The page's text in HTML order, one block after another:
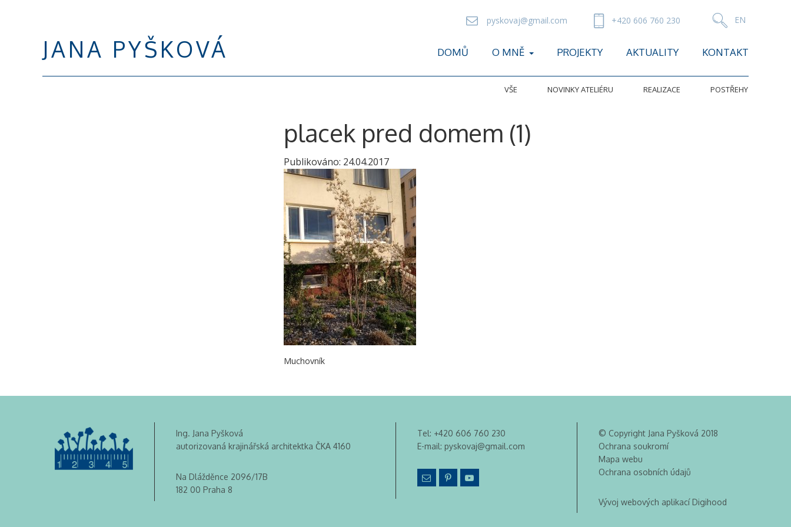
JANA PYŠKOVÁ
pyskovaj@gmail.com +420 606 760 230
DOMŮ O MNĚ PROJEKTY AKTUALITY KONTAKT
VŠE NOVINKY ATELIÉRU REALIZACE POSTŘEHY
placek pred domem (1)
Publikováno: 24.04.2017
Muchovník
Ing. Jana Pyšková
autorizovaná krajinářská architektka ČKA 4160
Na Dlážděnce 2096/17B
182 00 Praha 8
Tel: +420 606 760 230
E-mail: pyskovaj@gmail.com
© Copyright Jana Pyšková 2018
Ochrana soukromí
Mapa webu
Ochrana osobních údajů
Vývoj webových aplikací Digihood